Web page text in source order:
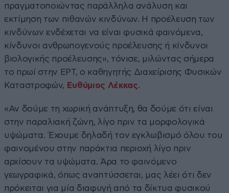
πραγματοποιώντας παράλληλα ανάλυση και
εκτίμηση των πιθανών κινδύνων. Η προέλευση των
κινδύνων ενδέχεται να είναι φυσικά φαινόμενα,
κίνδυνοι ανθρωπογενούς προέλευσης ή κίνδυνοι
βιολογικής προέλευσης», τόνισε, μιλώντας σήμερα
το πρωί στην ΕΡΤ, ο καθηγητής Διαχείρισης Φυσικών
Καταστροφών, Ευθύμιος Λέκκας.
«Αν δούμε τη χωρική ανάπτυξη, θα δούμε ότι είναι
στην παραλιακή ζώνη, λίγο πριν τα μορφολογικά
υψώματα. Έχουμε δηλαδή τον εγκλωβισμό όλου του
φαινομένου στην παράκτια περιοχή λίγο πριν
αρχίσουν τα υψώματα. Άρα το φαινόμενο
γεωγραφικά, όπως αναπτύσσεται, μας λέει ότι δεν
πρόκειται για μία διαφυγή από τα δίκτυα φυσικού